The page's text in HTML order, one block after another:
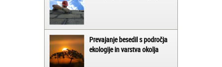
Prevajanje besedil s področja
ekologije in varstva okolja